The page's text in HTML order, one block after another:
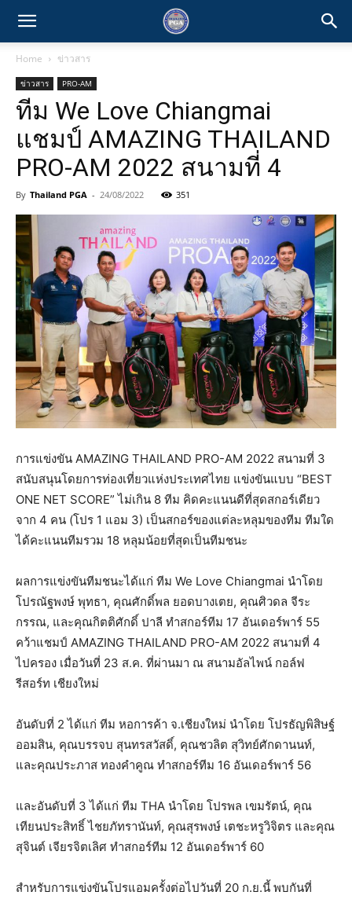
Home ข่าวสาร
ข่าวสาร PRO-AM
ทีม We Love Chiangmai
แชมป์ AMAZING THAILAND
PRO-AM 2022 สนามที่ 4
By Thailand PGA - 24/08/2022 351
การแข่งขัน AMAZING THAILAND PRO-AM 2022 สนามที่ 3
สนับสนุนโดยการท่องเที่ยวแห่งประเทศไทย แข่งขันแบบ “BEST
ONE NET SCORE” ไม่เกิน 8 ทีม คิดคะแนนดีที่สุดสกอร์เดียว
จาก 4 คน (โปร 1 แอม 3) เป็นสกอร์ของแต่ละหลุมของทีม ทีมใด
ได้คะแนนทีมรวม 18 หลุมน้อยที่สุดเป็นทีมชนะ
ผลการแข่งขันทีมชนะได้แก่ ทีม We Love Chiangmai นำโดย
โปรณัฐพงษ์ พุทธา, คุณศักดิ์พล ยอดบางเตย, คุณศิวดล จีระ
กรรณ, และคุณกิตติศักดิ์ ปาลี ทำสกอร์ทีม 17 อันเดอร์พาร์ 55
คว้าแชมป์ AMAZING THAILAND PRO-AM 2022 สนามที่ 4
ไปครอง เมื่อวันที่ 23 ส.ค. ที่ผ่านมา ณ สนามอัลไพน์ กอล์ฟ
รีสอร์ท เชียงใหม่
อันดับที่ 2 ได้แก่ ทีม หอการค้า จ.เชียงใหม่ นำโดย โปรธัญพิสิษฐ์
ออมสิน, คุณบรรจบ สุนทรสวัสดิ์, คุณชวลิต สุวิทย์ศักดานนท์,
และคุณประภาส ทองคำคูณ ทำสกอร์ทีม 16 อันเดอร์พาร์ 56
และอันดับที่ 3 ได้แก่ ทีม THA นำโดย โปรพล เขมรัตน์, คุณ
เทียนประสิทธิ์ ไชยภัทรานันท์, คุณสุรพงษ์ เตชะหรูวิจิตร และคุณ
สุจินต์ เจียรจิตเลิศ ทำสกอร์ทีม 12 อันเดอร์พาร์ 60
สำหรับการแข่งขันโปรแอมครั้งต่อไปวันที่ 20 ก.ย.นี้ พบกันที่